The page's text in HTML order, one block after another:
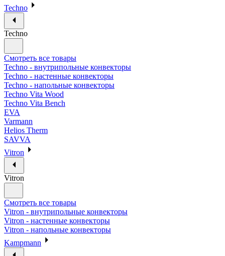
Techno
Techno
Смотреть все товары
Techno - внутрипольные конвекторы
Techno - настенные конвекторы
Techno - напольные конвекторы
Techno Vita Wood
Techno Vita Bench
EVA
Varmann
Helios Therm
SAVVA
Vitron
Vitron
Смотреть все товары
Vitron - внутрипольные конвекторы
Vitron - настенные конвекторы
Vitron - напольные конвекторы
Kampmann